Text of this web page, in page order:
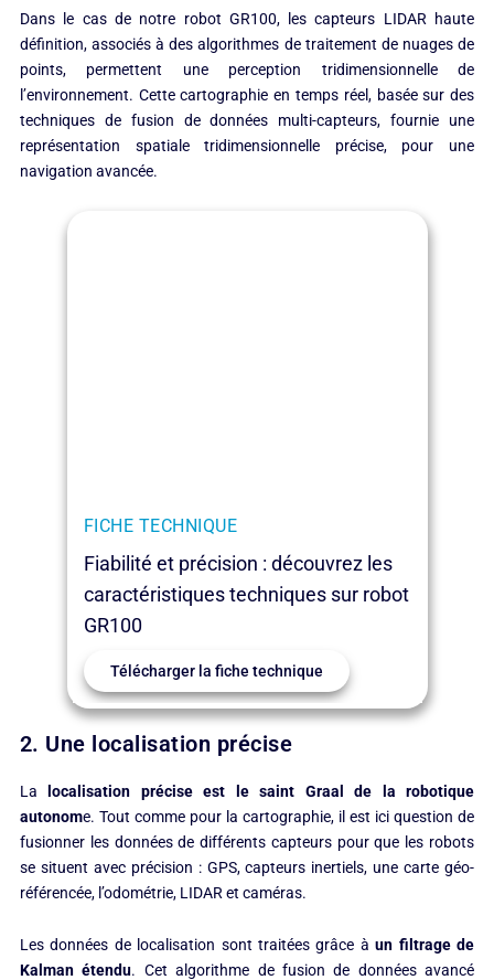
Dans le cas de notre robot GR100, les capteurs LIDAR haute
définition, associés à des algorithmes de traitement de nuages de
points, permettent une perception tridimensionnelle de
l’environnement. Cette cartographie en temps réel, basée sur des
techniques de fusion de données multi-capteurs, fournie une
représentation spatiale tridimensionnelle précise, pour une
navigation avancée.
FICHE TECHNIQUE
Fiabilité et précision : découvrez les
caractéristiques techniques sur robot
GR100
Télécharger la fiche technique
2. Une localisation précise
La
localisation précise est le saint Graal de la robotique
autonome. Tout comme pour la cartographie, il est ici question de
fusionner les données de différents capteurs pour que les robots
se situent avec précision : GPS, capteurs inertiels, une carte géo-
référencée, l’odométrie, LIDAR et caméras.
Les données de localisation sont traitées grâce àun filtrage de
Kalman étendu. Cet algorithme de fusion de données avancé